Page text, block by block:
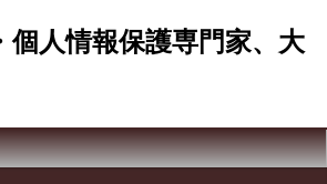
人情報保護専門家、大